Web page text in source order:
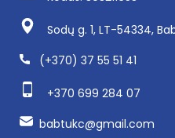
Sodų g. 1, LT-54334,
(+370) 37 55 51 41
+370 699 284 07
babtukc@gmail.com